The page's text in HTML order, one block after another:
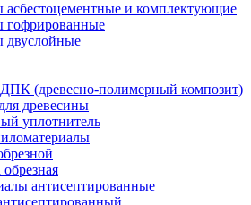
асбестоцементные и комплектующие
гофрированные
двуслойные
(древесно-полимерный композит)
древесины
уплотнитель
антисептированные